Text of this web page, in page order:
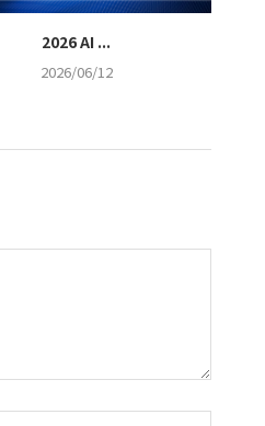
2026 AI ...
2026/06/12